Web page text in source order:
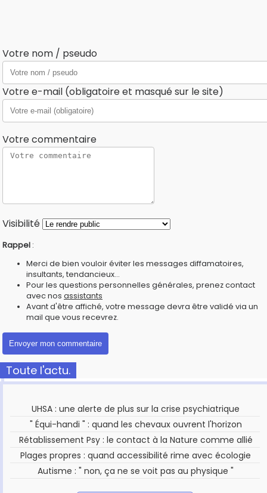
Votre nom / pseudo
Votre e-mail (obligatoire et masqué sur le site)
Votre commentaire
Visibilité
Rappel :
Merci de bien vouloir éviter les messages diffamatoires,
insultants, tendancieux...
Pour les questions personnelles générales, prenez contact
avec nos assistants
Avant d'être affiché, votre message devra être validé via un
mail que vous recevrez.
Toute l'actu.
UHSA : une alerte de plus sur la crise psychiatrique
" Équi-handi " : quand les chevaux ouvrent l'horizon
Rétablissement Psy : le contact à la Nature comme allié
Plages propres : quand accessibilité rime avec écologie
Autisme : " non, ça ne se voit pas au physique "